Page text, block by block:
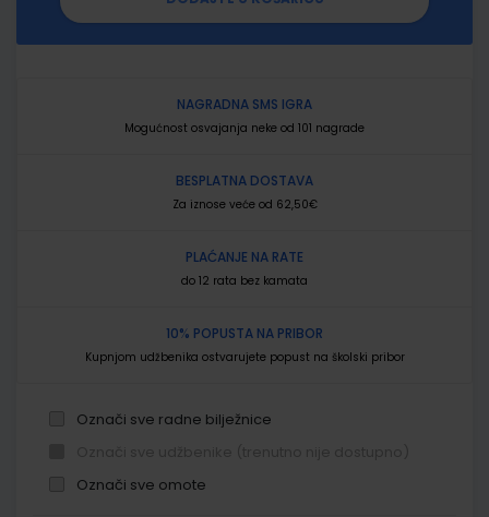
NAGRADNA SMS IGRA
Mogućnost osvajanja neke od 101 nagrade
BESPLATNA DOSTAVA
Za iznose veće od 62,50€
PLAĆANJE NA RATE
do 12 rata bez kamata
10% POPUSTA NA PRIBOR
Kupnjom udžbenika ostvarujete popust na školski pribor
Označi sve radne bilježnice
Označi sve omote